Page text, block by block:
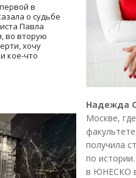
в
о судьбе
Павла
во вторую
хочу
кое-что
Надежда
Москве,
получила
по
в ЮНЕСКО